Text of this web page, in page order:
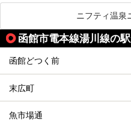
この施設は、温泉
LOUNGE DAYOF
スクラメーション
空間。
今回は、そんな「
ニフティ温泉
函館市電本線湯川線の
函館どつく前
末広町
魚市場通